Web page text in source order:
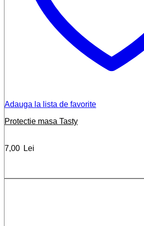
Adauga la lista de favorite
Protectie masa Tasty
7,00 Lei